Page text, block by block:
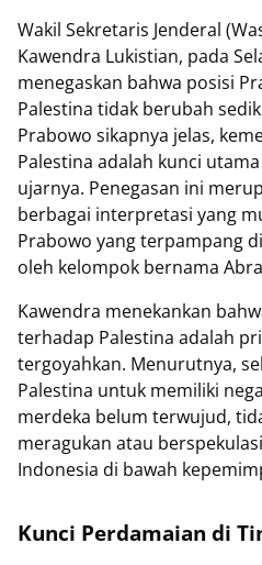
Wakil Sekretaris Jenderal
Kawendra Lukistian, pada
menegaskan bahwa posisi
Palestina tidak berubah
Prabowo sikapnya jelas,
Palestina adalah kunci
ujarnya. Penegasan ini
berbagai interpretasi yang
Prabowo yang terpampang
oleh kelompok bernama
Kawendra menekankan
terhadap Palestina adalah
tergoyahkan. Menurutnya,
Palestina untuk memiliki
merdeka belum terwujud,
meragukan atau
Indonesia di bawah
Kunci Perdamaian di